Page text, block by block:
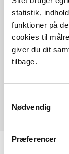
statistik,
funktioner på
cookies til
giver du dit
tilbage.
Nødvendig
Præferencer
Ruten i
Start